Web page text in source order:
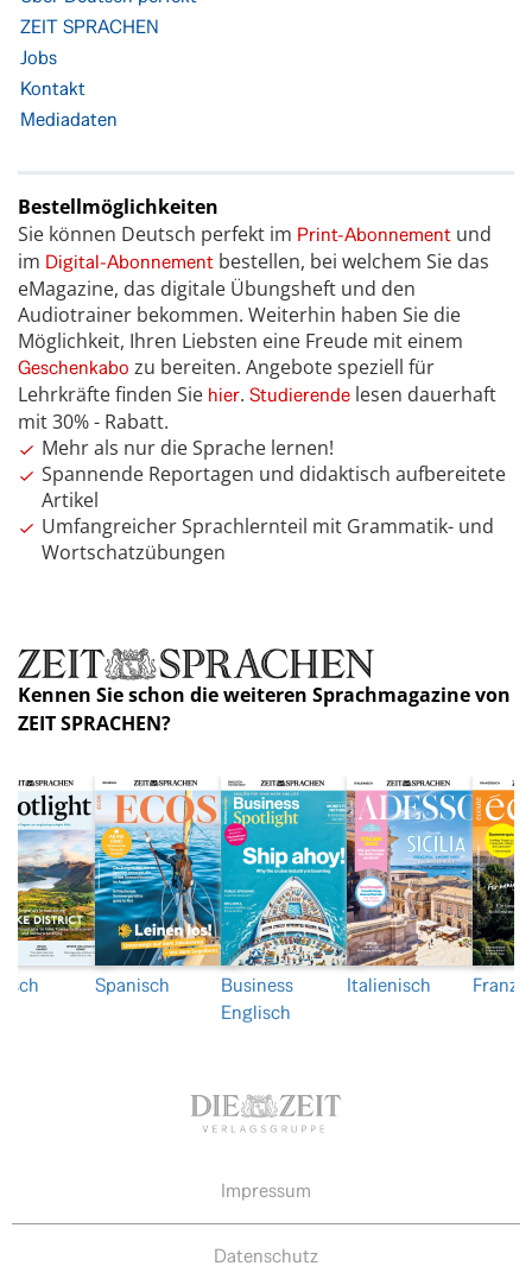
ZEIT SPRACHEN
Jobs
Kontakt
Mediadaten
Bestellmöglichkeiten
Sie können Deutsch perfekt im Print-Abonnement und
im Digital-Abonnement bestellen, bei welchem Sie das
eMagazine, das digitale Übungsheft und den
Audiotrainer bekommen. Weiterhin haben Sie die
Möglichkeit, Ihren Liebsten eine Freude mit einem
Geschenkabo zu bereiten. Angebote speziell für
Lehrkräfte finden Sie hier. Studierende lesen dauerhaft
mit 30% - Rabatt.
Mehr als nur die Sprache lernen!
Spannende Reportagen und didaktisch aufbereitete
Artikel
Umfangreicher Sprachlernteil mit Grammatik- und
Wortschatzübungen
Kennen Sie schon die weiteren Sprachmagazine von
ZEIT SPRACHEN?
Spanisch
Business
Englisch
Italienisch
Impressum
Datenschutz